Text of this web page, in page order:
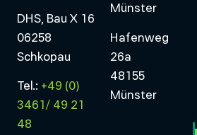
DHS, Bau X 16
06258
Schkopau
Tel.: +49 (0)
3461/ 49 21
48
Münster
Hafenweg
26a
48155
Münster